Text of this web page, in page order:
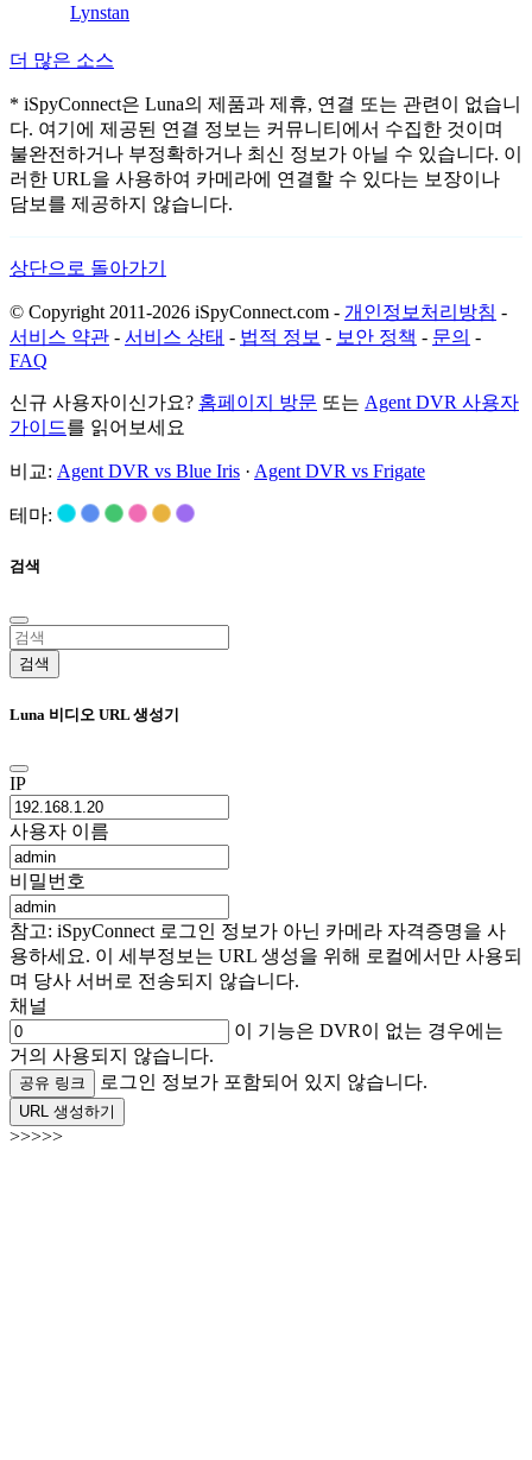
Lynstan
더 많은 소스
* iSpyConnect은 Luna의 제품과 제휴, 연결 또는 관련이 없습니
다. 여기에 제공된 연결 정보는 커뮤니티에서 수집한 것이며
불완전하거나 부정확하거나 최신 정보가 아닐 수 있습니다. 이
러한 URL을 사용하여 카메라에 연결할 수 있다는 보장이나
담보를 제공하지 않습니다.
상단으로 돌아가기
© Copyright 2011-2026 iSpyConnect.com - 개인정보처리방침 -
서비스 약관 - 서비스 상태 - 법적 정보 - 보안 정책 - 문의 -
FAQ
신규 사용자이신가요? 홈페이지 방문 또는 Agent DVR 사용자
가이드를 읽어보세요
비교: Agent DVR vs Blue Iris · Agent DVR vs Frigate
테마:
검색
검색
Luna 비디오 URL 생성기
IP
사용자 이름
비밀번호
참고: iSpyConnect 로그인 정보가 아닌 카메라 자격증명을 사
용하세요. 이 세부정보는 URL 생성을 위해 로컬에서만 사용되
며 당사 서버로 전송되지 않습니다.
채널
이 기능은 DVR이 없는 경우에는
거의 사용되지 않습니다.
공유 링크 로그인 정보가 포함되어 있지 않습니다.
URL 생성하기
>>>>>